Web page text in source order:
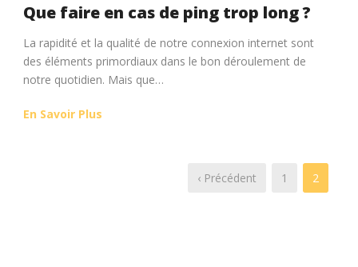
Que faire en cas de ping trop long ?
La rapidité et la qualité de notre connexion internet sont
des éléments primordiaux dans le bon déroulement de
notre quotidien. Mais que…
En Savoir Plus
‹ Précédent 1 2